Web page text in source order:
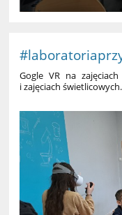
Gogle VR na
i zajęciach świetlicowych.